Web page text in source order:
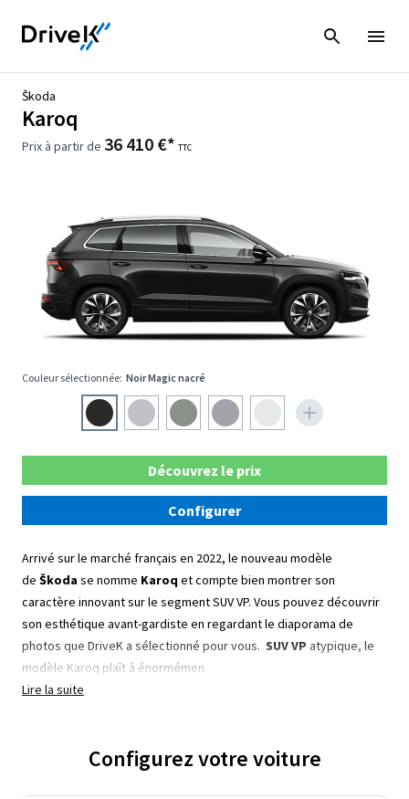
Škoda
Karoq
Prix à partir de 36 410 €* TTC
Couleur sélectionnée: Noir Magic nacré
Découvrez le prix
Configurer
Arrivé sur le marché français en 2022, le nouveau modèle
de Škoda se nomme Karoq et compte bien montrer son
caractère innovant sur le segment SUV VP. Vous pouvez découvrir
son esthétique avant-gardiste en regardant le diaporama de
photos que DriveK a sélectionné pour vous. SUV VP atypique, le
modèle Karoq plaît à énormémen
Lire la suite
Configurez votre voiture